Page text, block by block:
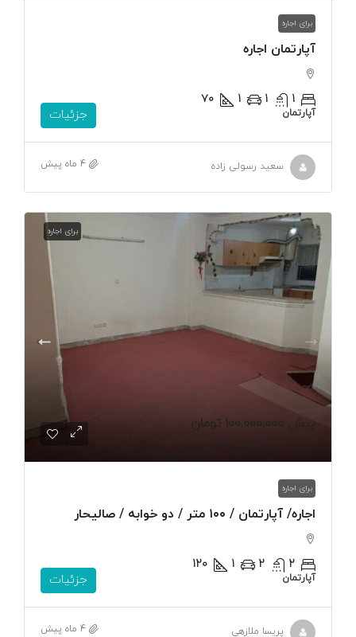
برای اجاره
آپارتمان اجاره
1
1
1 ۷۰
آپارتمان جزئیات
سعید رسولی زاده 4 ماه پیش
برای اجاره
پیش 100,000,000 تومان
برای اجاره
اجاره/ آپارتمان / ۱۰۰ متر / دو خوابه / صالیحار
2
2
1
120
آپارتمان جزئیات
پریسا ملازهی 4 ماه پیش